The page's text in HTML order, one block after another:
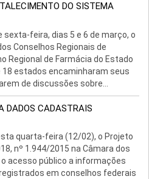
DO SISTEMA
feira, dias 5 e 6 de março, o
Conselhos Regionais de
Regional de Farmácia do Estado
18 estados encaminharam seus
de discussões sobre...
DADOS CADASTRAIS
quarta-feira (12/02), o Projeto
nº 1.944/2015 na Câmara dos
acesso público a informações
em conselhos federais